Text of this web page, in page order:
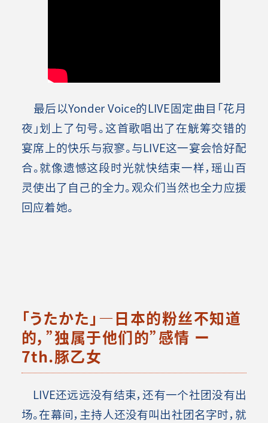
最后以Yonder Voice的LIVE固定曲目「花月
夜」划上了句号。这首歌唱出了在觥筹交错的
宴席上的快乐与寂寥。与LIVE这一宴会恰好配
合。就像遗憾这段时光就快结束一样，瑶山百
灵使出了自己的全力。观众们当然也全力应援
回应着她。
「うたかた」―日本的粉丝不知道
的，”独属于他们的”感情 ー
7th.豚乙女
LIVE还远远没有结束，还有一个社团没有出
场。在幕间，主持人还没有叫出社团名字时，就